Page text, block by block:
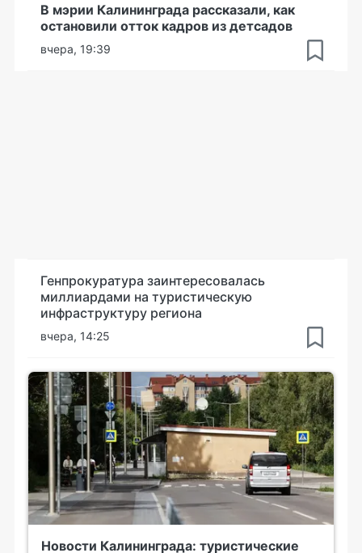
В мэрии Калининграда рассказали, как
остановили отток кадров из детсадов
вчера, 19:39
Генпрокуратура заинтересовалась
миллиардами на туристическую
инфраструктуру региона
вчера, 14:25
Новости Калининграда: туристические